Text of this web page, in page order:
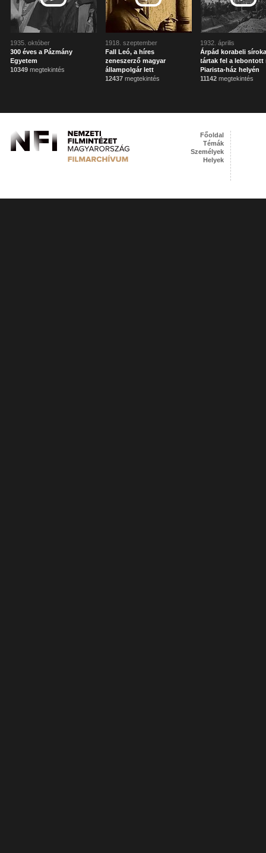
1935. október
300 éves a Pázmány
Egyetem
10349 megtekintés
1918. szeptember
Fall Leó, a híres
zeneszerző magyar
állampolgár lett
12437 megtekintés
1932. április
Árpád korabeli
tártak fel a lebontott
Piarista-ház helyén
11142 megtekintés
Főoldal
Témák
Személyek
Helyek